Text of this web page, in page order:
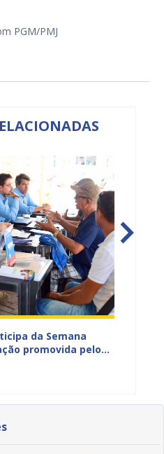
PGM/PMJ
da Semana
promovida pelo